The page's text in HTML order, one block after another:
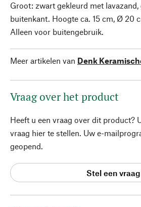
Groot: zwart gekleurd met lavazand,
buitenkant. Hoogte ca. 15 cm, Ø 20
Alleen voor buitengebruik.
Meer artikelen van Denk
Vraag over het product
Heeft u een vraag over dit product?
vraag hier te stellen. Uw e-
geopend.
Stel een vraag